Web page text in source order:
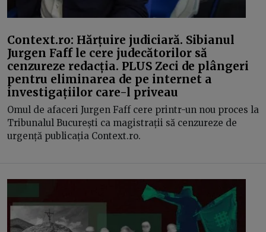
Context.ro: Hărțuire judiciară. Sibianul
Jurgen Faff le cere judecătorilor să
cenzureze redacția. PLUS Zeci de plângeri
pentru eliminarea de pe internet a
investigațiilor care-l priveau
Omul de afaceri Jurgen Faff cere printr-un nou proces la
Tribunalul București ca magistrații să cenzureze de
urgență publicația Context.ro.